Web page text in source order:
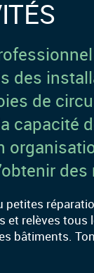
des
de
capacité
et relèves
bâtiments.